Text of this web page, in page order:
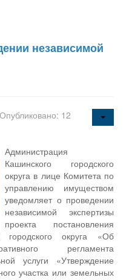
независимой
Опубликовано: 12
Администрация
Кашинского городского
округа в лице Комитета по
управлению имуществом
уведомляет о проведении
независимой экспертизы
проекта постановления
городского округа «Об
регламента
услуги «Утверждение
участка или земельных